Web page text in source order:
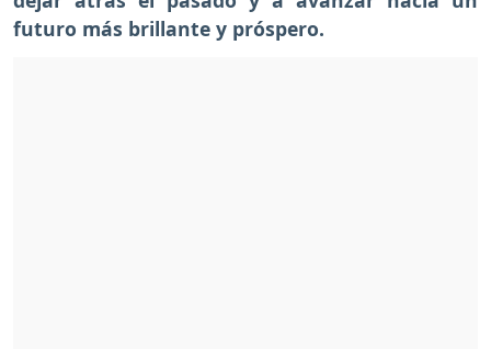
futuro más brillante y próspero.